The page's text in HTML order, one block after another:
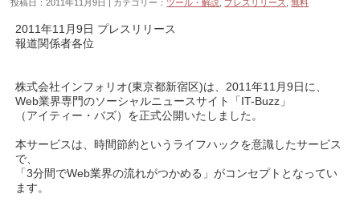
投稿日：2011年11月9日 | カテゴリー： ツール・解説 プレスリリース ,無料
2011年11月9日 プレスリリース
報道関係者各位
株式会社インフォリオ(東京都新宿区)は、2011年11月9日に、
Web業界専門のソーシャルニュースサイト「IT-Buzz」
（アイティー・バズ）を正式公開いたしました。
本サービスは、時間節約というライフハックを意識したサービス
で、
「3分間でWeb業界の流れがつかめる」がコンセプトとなってい
ます。